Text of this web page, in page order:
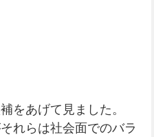
をあげて見ました。
れらは社会面でのバラ